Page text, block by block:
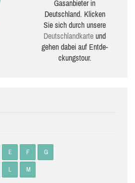
Gasanbieter in
Deutschland. Klicken
Sie sich durch unsere
Deutsch­land­karte und
gehen dabei auf Ent­de­
ckungs­tour.
E F G
L M